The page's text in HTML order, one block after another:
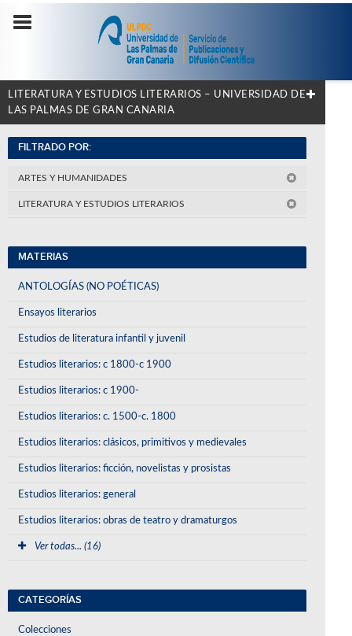
LITERATURA Y ESTUDIOS LITERARIOS – UNIVERSIDAD DE
LAS PALMAS DE GRAN CANARIA
FILTRADO POR:
ARTES Y HUMANIDADES
LITERATURA Y ESTUDIOS LITERARIOS
MATERIAS
ANTOLOGÍAS (NO POÉTICAS)
Ensayos literarios
Estudios de literatura infantil y juvenil
Estudios literarios: c 1800-c 1900
Estudios literarios: c 1900-
Estudios literarios: c. 1500-c. 1800
Estudios literarios: clásicos, primitivos y medievales
Estudios literarios: ficción, novelistas y prosistas
Estudios literarios: general
Estudios literarios: obras de teatro y dramaturgos
Ver todas... (16)
CATEGORÍAS
Colecciones